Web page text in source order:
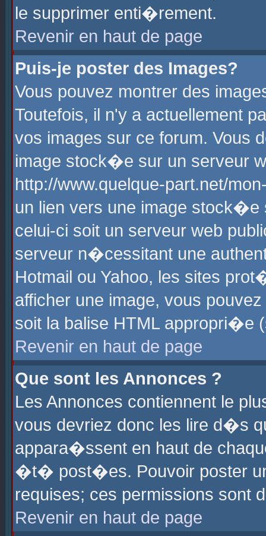
le supprimer enti�rement.
Revenir en haut de page
Puis-je poster des Images?
Vous pouvez montrer des
Toutefois, il n'y a actuellement
vos images sur ce forum. Vous
image stock�e sur un serveur
http://www.quelque-part.net/
un lien vers une image
celui-ci soit un serveur web
serveur n�cessitant une
Hotmail ou Yahoo, les sites
afficher une image, vous
soit la balise HTML
Revenir en haut de page
Que sont les Annonces ?
Les Annonces contiennent le
vous devriez donc les lire d�s
appara�ssent en haut de
�t� post�es. Pouvoir poster
requises; ces permissions sont
Revenir en haut de page